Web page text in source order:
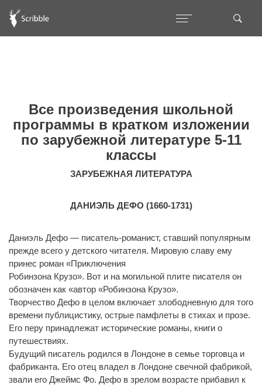
Все произведения школьной
программы в кратком изложении
по зарубежной литературе 5-11
классы
ЗАРУБЕЖНАЯ ЛИТЕРАТУРА
ДАНИЭЛЬ ДЕФО (1660-1731)
Даниэль Дефо — писатель-романист, ставший популярным
прежде всего у детского читателя. Мировую славу ему
принес роман «Приключения
Робинзона Крузо». Вот и на могильной плите писателя он
обозначен как «автор «Робинзона Крузо».
Творчество Дефо в целом включает злободневную для того
времени публицистику, острые памфлеты в стихах и прозе.
Его перу принадлежат исторические романы, книги о
путешествиях.
Будущий писатель родился в Лондоне в семье торговца и
фабриканта. Его отец владел в Лондоне свечной фабрикой,
звали его Джеймс Фо. Дефо в зрелом возрасте прибавил к